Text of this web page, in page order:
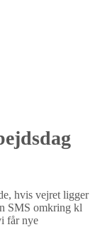
hvis vejret ligger
SMS omkring kl
får nye